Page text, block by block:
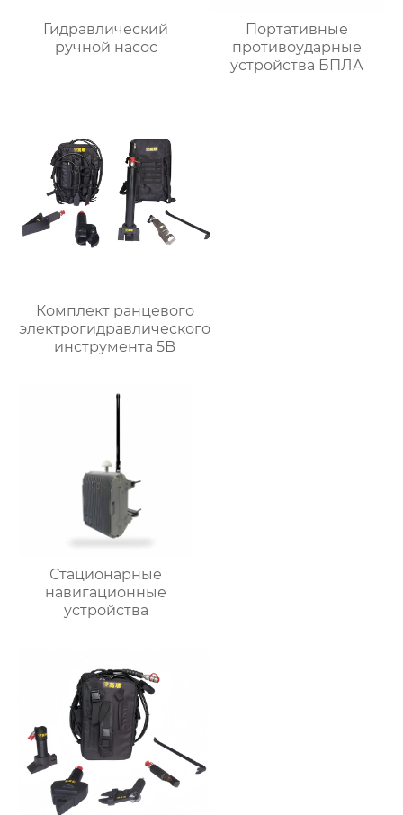
Гидравлический
ручной насос
Портативные
противоударные
устройства БПЛА
Комплект ранцевого
электрогидравлического
инструмента 5B
Стационарные
навигационные
устройства